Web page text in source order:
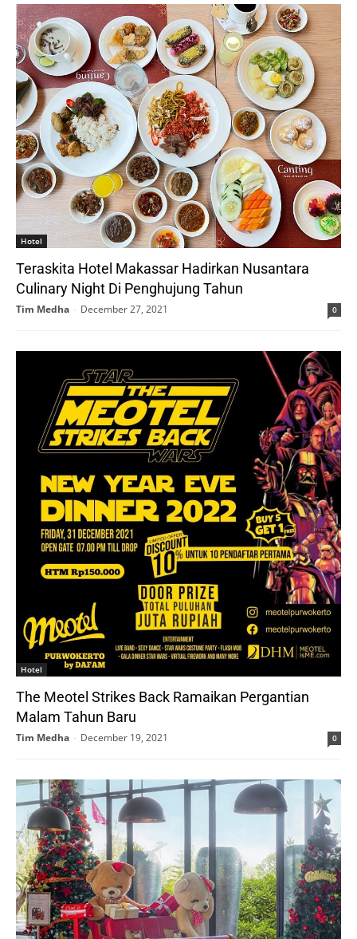
Hotel
Teraskita Hotel Makassar Hadirkan Nusantara
Culinary Night Di Penghujung Tahun
Tim Medha - December 27, 2021 0
Hotel
The Meotel Strikes Back Ramaikan Pergantian
Malam Tahun Baru
Tim Medha - December 19, 2021 0